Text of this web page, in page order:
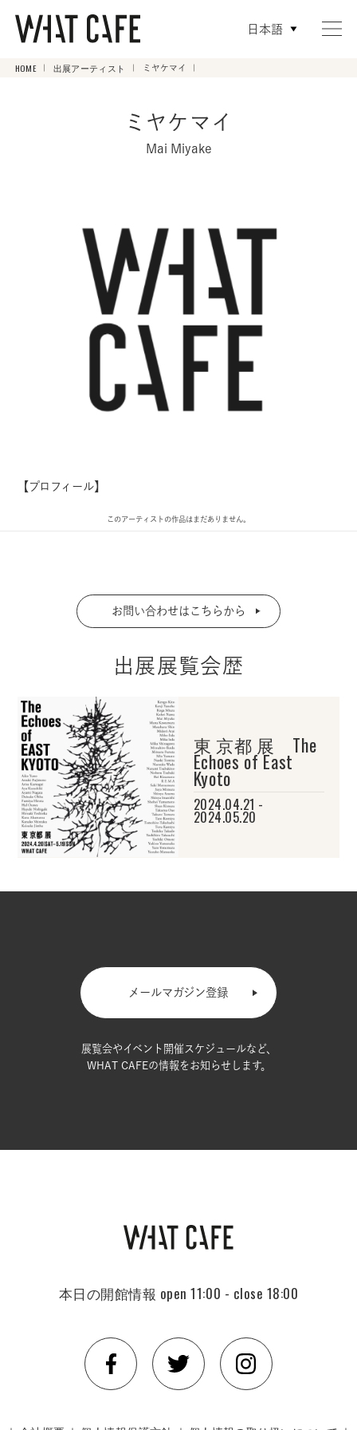
日本語
HOME 出展アーティスト ミヤケマイ
ミヤケマイ
Mai Miyake
【プロフィール】
このアーティストの作品はまだありません。
お問い合わせはこちらから
出展展覧会歴
東 京都 展 The
Echoes of East
Kyoto
2024.04.21 -
2024.05.20
メールマガジン登録
展覧会やイベント開催スケジュールなど、
WHAT CAFEの情報をお知らせします。
本日の開館情報 open 11:00 - close 18:00